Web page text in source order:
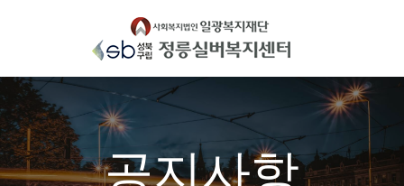
to
content
공지사항